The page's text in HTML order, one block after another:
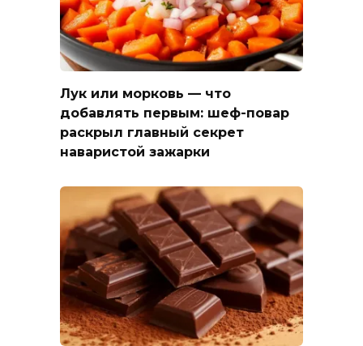
Лук или морковь — что
добавлять первым: шеф-повар
раскрыл главный секрет
наваристой зажарки